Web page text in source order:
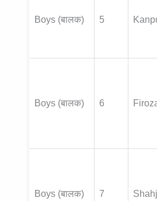
Boys (बालक) 5
Boys (बालक) 6
Boys (बालक) 7